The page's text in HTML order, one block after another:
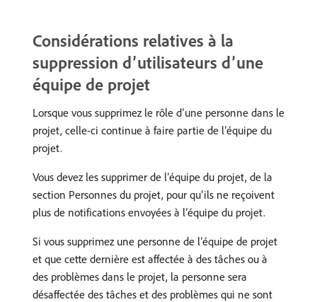
Considérations relatives à la
suppression d’utilisateurs d’une
équipe de projet
Lorsque vous supprimez le rôle d’une personne dans le
projet, celle-ci continue à faire partie de l’équipe du
projet.
Vous devez les supprimer de l’équipe du projet, de la
section Personnes du projet, pour qu’ils ne reçoivent
plus de notifications envoyées à l’équipe du projet.
Si vous supprimez une personne de l’équipe de projet
et que cette dernière est affectée à des tâches ou à
des problèmes dans le projet, la personne sera
désaffectée des tâches et des problèmes qui ne sont